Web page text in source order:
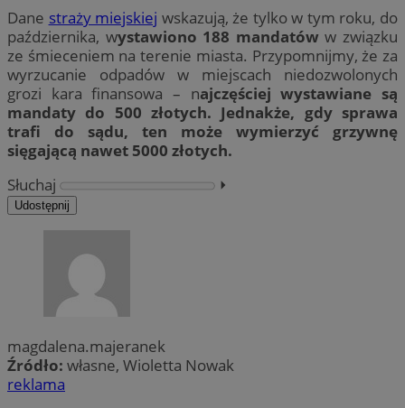
Dane straży miejskiej wskazują, że tylko w tym roku, do
października, wystawiono 188 mandatów w związku
ze śmieceniem na terenie miasta. Przypomnijmy, że za
wyrzucanie odpadów w miejscach niedozwolonych
grozi kara finansowa – najczęściej wystawiane są
mandaty do 500 złotych. Jednakże, gdy sprawa
trafi do sądu, ten może wymierzyć grzywnę
sięgającą nawet 5000 złotych.
Słuchaj
⏵︎
Udostępnij
magdalena.majeranek
Źródło: własne, Wioletta Nowak
reklama